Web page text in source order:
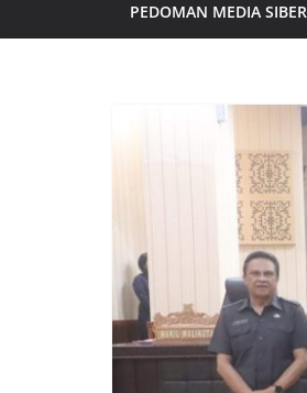
PEDOMAN MEDIA SIBER